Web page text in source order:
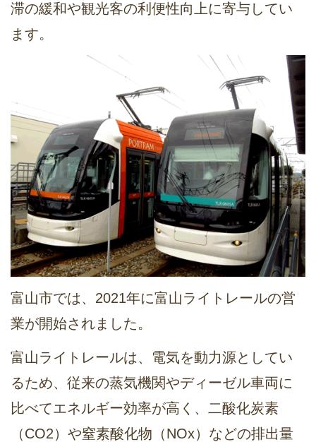
滞の緩和や観光客の利便性向上に寄与してい
ます。
富山市では、2021年に富山ライトレールの営
業が開始されました。
富山ライトレールは、電気を動力源としてい
るため、従来の蒸気機関やディーゼル車両に
比べてエネルギー効率が高く、二酸化炭素
（CO2）や窒素酸化物（NOx）などの排出量